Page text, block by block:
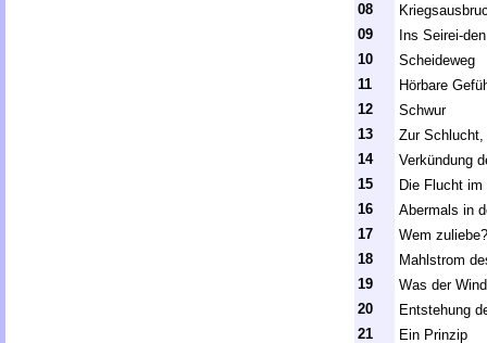
08
09
Ins Seirei-den
10
Scheideweg
11
Hörbare
12
Schwur
13
Zur
14
Verkündung
15
Die Flucht im
16
Abermals in
17
Wem zuliebe?
18
Mahlstrom
19
Was der
20
Entstehung
21
Ein Prinzip